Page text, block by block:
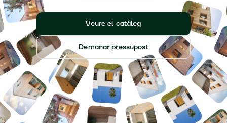
Veure el catàleg
Demanar pressupost